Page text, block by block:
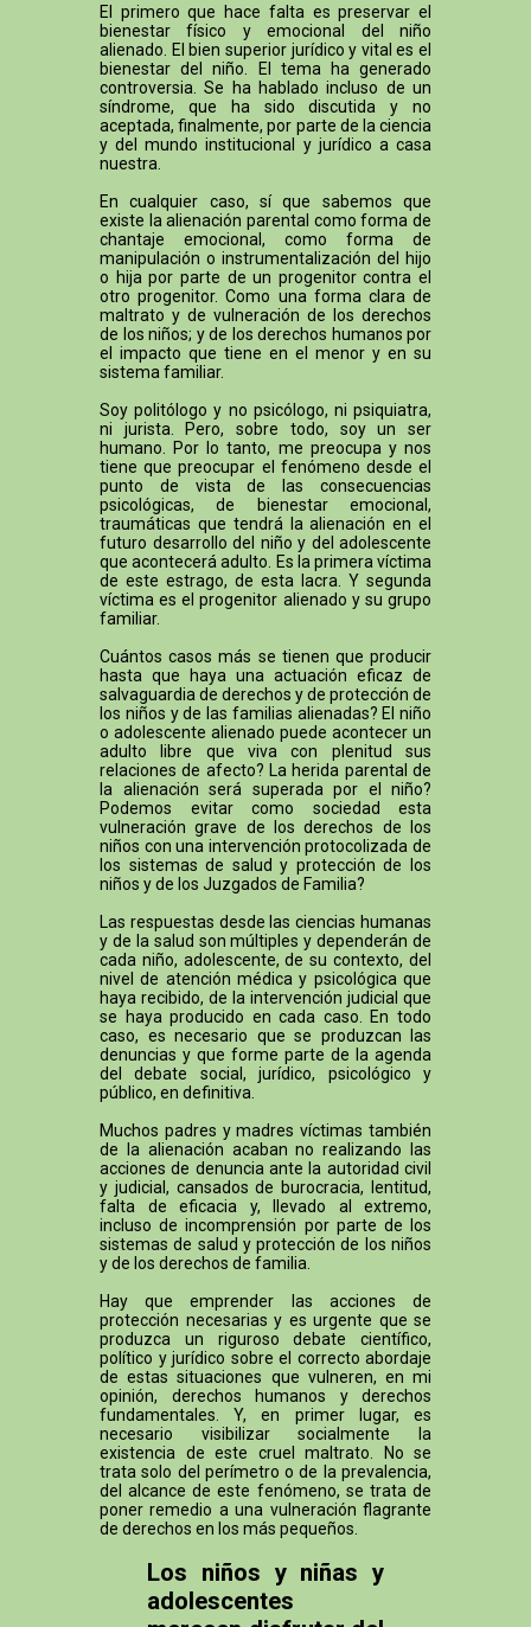
El primero que hace falta es preservar el
bienestar físico y emocional del niño
alienado. El bien superior jurídico y vital es el
bienestar del niño. El tema ha generado
controversia. Se ha hablado incluso de un
síndrome, que ha sido discutida y no
aceptada, finalmente, por parte de la ciencia
y del mundo institucional y jurídico a casa
nuestra.
En cualquier caso, sí que sabemos que
existe la alienación parental como forma de
chantaje emocional, como forma de
manipulación o instrumentalización del hijo
o hija por parte de un progenitor contra el
otro progenitor. Como una forma clara de
maltrato y de vulneración de los derechos
de los niños; y de los derechos humanos por
el impacto que tiene en el menor y en su
sistema familiar.
Soy politólogo y no psicólogo, ni psiquiatra,
ni jurista. Pero, sobre todo, soy un ser
humano. Por lo tanto, me preocupa y nos
tiene que preocupar el fenómeno desde el
punto de vista de las consecuencias
psicológicas, de bienestar emocional,
traumáticas que tendrá la alienación en el
futuro desarrollo del niño y del adolescente
que acontecerá adulto. Es la primera víctima
de este estrago, de esta lacra. Y segunda
víctima es el progenitor alienado y su grupo
familiar.
Cuántos casos más se tienen que producir
hasta que haya una actuación eficaz de
salvaguardia de derechos y de protección de
los niños y de las familias alienadas? El niño
o adolescente alienado puede acontecer un
adulto libre que viva con plenitud sus
relaciones de afecto? La herida parental de
la alienación será superada por el niño?
Podemos evitar como sociedad esta
vulneración grave de los derechos de los
niños con una intervención protocolizada de
los sistemas de salud y protección de los
niños y de los Juzgados de Familia?
Las respuestas desde las ciencias humanas
y de la salud son múltiples y dependerán de
cada niño, adolescente, de su contexto, del
nivel de atención médica y psicológica que
haya recibido, de la intervención judicial que
se haya producido en cada caso. En todo
caso, es necesario que se produzcan las
denuncias y que forme parte de la agenda
del debate social, jurídico, psicológico y
público, en definitiva.
Muchos padres y madres víctimas también
de la alienación acaban no realizando las
acciones de denuncia ante la autoridad civil
y judicial, cansados de burocracia, lentitud,
falta de eficacia y, llevado al extremo,
incluso de incomprensión por parte de los
sistemas de salud y protección de los niños
y de los derechos de familia.
Hay que emprender las acciones de
protección necesarias y es urgente que se
produzca un riguroso debate científico,
político y jurídico sobre el correcto abordaje
de estas situaciones que vulneren, en mi
opinión, derechos humanos y derechos
fundamentales. Y, en primer lugar, es
necesario visibilizar socialmente la
existencia de este cruel maltrato. No se
trata solo del perímetro o de la prevalencia,
del alcance de este fenómeno, se trata de
poner remedio a una vulneración flagrante
de derechos en los más pequeños.
Los niños y niñas y
adolescentes